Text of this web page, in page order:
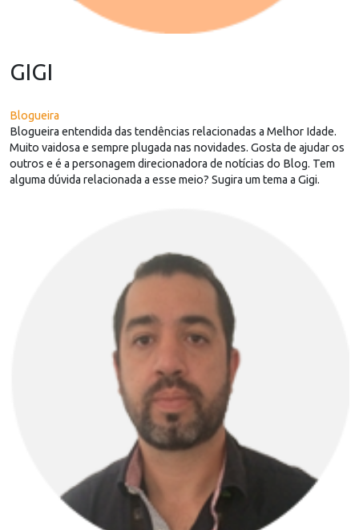
GIGI
Blogueira
Blogueira entendida das tendências relacionadas a Melhor Idade.
Muito vaidosa e sempre plugada nas novidades. Gosta de ajudar os
outros e é a personagem direcionadora de notícias do Blog. Tem
alguma dúvida relacionada a esse meio? Sugira um tema a Gigi.